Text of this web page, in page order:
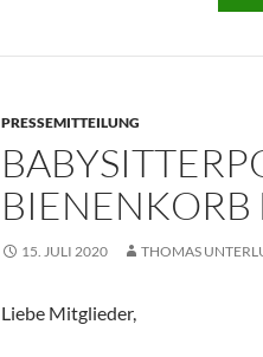
PRESSEMITTEILUNG
BIENENKORB
15. JULI 2020 THOMAS
Liebe Mitglieder,